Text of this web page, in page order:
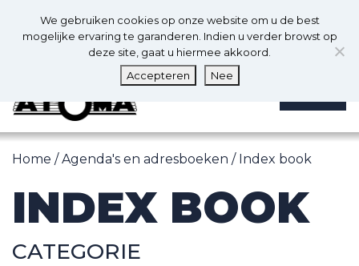
0 0
Home /Agenda's en adresboeken / Index book
INDEX BOOK
CATEGORIE
We gebruiken cookies op onze website om u de best
mogelijke ervaring te garanderen. Indien u verder browst op
deze site, gaat u hiermee akkoord.
Accepteren
Nee